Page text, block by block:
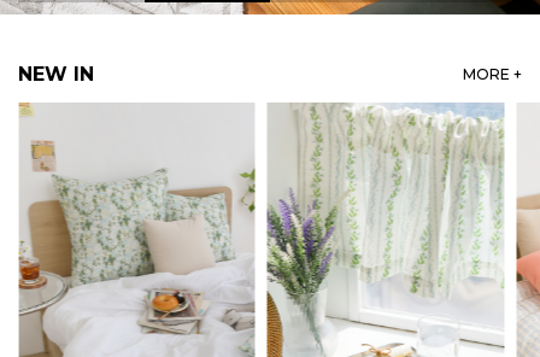
NEW IN MORE +